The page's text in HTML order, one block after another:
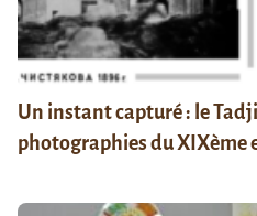
Un instant capturé : le
photographies du XIXème